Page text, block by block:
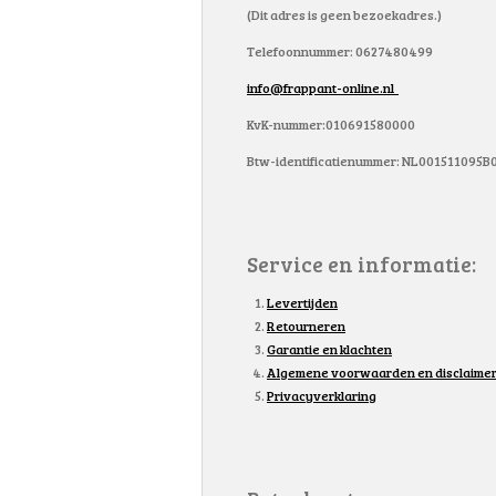
(Dit adres is geen bezoekadres.)
Telefoonnummer: 0627480499
info@frappant-online.nl
KvK-nummer:010691580000
Btw-identificatienummer:
Service en informatie:
Levertijden
Retourneren
Garantie en klachten
Algemene voorwaarden en disclaimer
Privacyverklaring